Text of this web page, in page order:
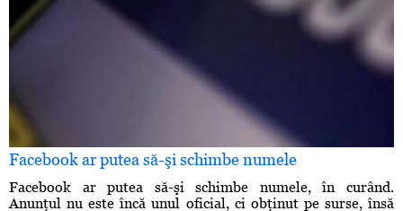
Facebook ar putea să-şi schimbe numele
Facebook ar putea să-şi schimbe numele, în curând.
Anunţul nu este încă unul oficial, ci obţinut pe surse, însă